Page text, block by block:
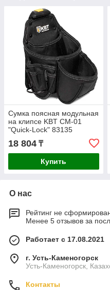
Сумка поясная модульная
на клипсе KBT СМ-01
"Quick-Lock" 83135
18 804 ₸
Купить
О нас
Рейтинг не
Менее 5 отзывов за
Работает с 17.08.2021
г. Усть-Каменогорск
Усть-Каменогорск,
Контакты